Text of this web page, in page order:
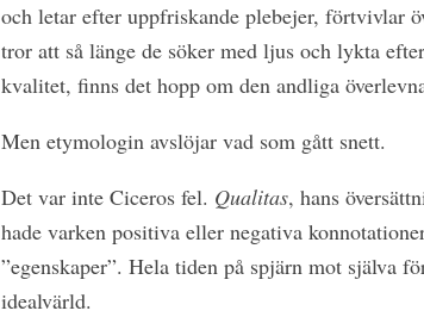
och letar efter uppfriskande plebejer, förtvivlar
tror att så länge de söker med ljus och lykta
kvalitet, finns det hopp om den andliga
Men etymologin avslöjar vad som gått snett.
Det var inte Ciceros fel. Qualitas, hans
hade varken positiva eller negativa
”egenskaper”. Hela tiden på spjärn mot själva
idealvärld.